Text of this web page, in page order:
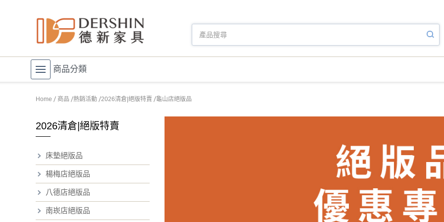
商品分類
Home 商品 熱銷活動 2026清倉|絕版特賣 龜山店絕版品
2026清倉|絕版特賣
床墊絕版品
楊梅店絕版品
八德店絕版品
南崁店絕版品